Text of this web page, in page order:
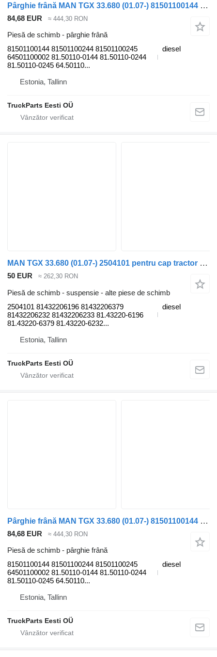
Pârghie frână MAN TGX 33.680 (01.07-) 81501100144 pentru cap tractor MAN TGL, TGM, TGS, TGX (2005-2021)
84,68 EUR ≈ 444,30 RON
Piesă de schimb - pârghie frână
81501100144 81501100244 81501100245
64501100002 81.50110-0144 81.50110-0244
81.50110-0245 64.50110...
diesel
Estonia, Tallinn
TruckParts Eesti OÜ
MAN TGX 33.680 (01.07-) 2504101 pentru cap tractor MAN TGL, TGM, TGS, TGX (2005-2021)
50 EUR ≈ 262,30 RON
Piesă de schimb - suspensie - alte piese de schimb
2504101 81432206196 81432206379
81432206232 81432206233 81.43220-6196
81.43220-6379 81.43220-6232...
diesel
Estonia, Tallinn
TruckParts Eesti OÜ
Pârghie frână MAN TGX 33.680 (01.07-) 81501100144 pentru cap tractor MAN TGL, TGM, TGS, TGX (2005-2021)
84,68 EUR ≈ 444,30 RON
Piesă de schimb - pârghie frână
81501100144 81501100244 81501100245
64501100002 81.50110-0144 81.50110-0244
81.50110-0245 64.50110...
diesel
Estonia, Tallinn
TruckParts Eesti OÜ